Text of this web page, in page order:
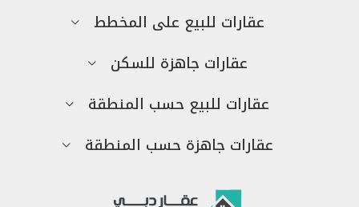
عقارات للبيع على المخطط
عقارات جاهزة للسكن
عقارات للبيع حسب المنطقة
عقارات جاهزة حسب المنطقة